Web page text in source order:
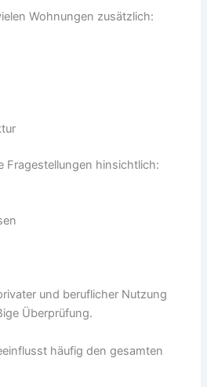
Wohnungen zusätzlich:
Fragestellungen hinsichtlich:
und beruflicher Nutzung
Überprüfung.
häufig den gesamten